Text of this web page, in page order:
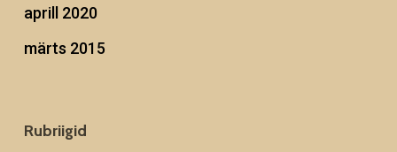
aprill 2020
märts 2015
Rubriigid